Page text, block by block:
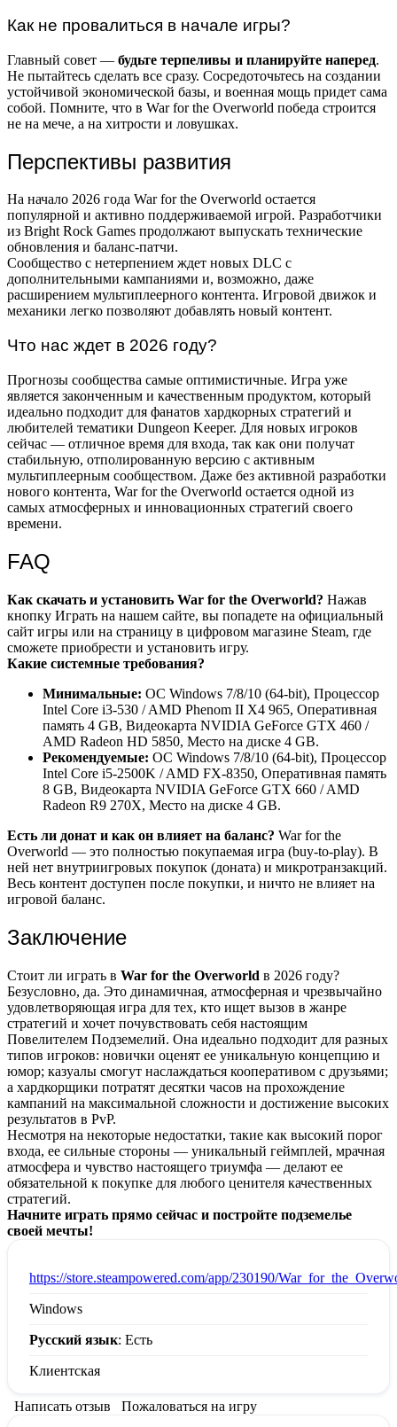
Как не провалиться в начале игры?
Главный совет — будьте терпеливы и планируйте наперед.
Не пытайтесь сделать все сразу. Сосредоточьтесь на создании
устойчивой экономической базы, и военная мощь придет сама
собой. Помните, что в War for the Overworld победа строится
не на мече, а на хитрости и ловушках.
Перспективы развития
На начало 2026 года War for the Overworld остается
популярной и активно поддерживаемой игрой. Разработчики
из Bright Rock Games продолжают выпускать технические
обновления и баланс-патчи.
Сообщество с нетерпением ждет новых DLC с
дополнительными кампаниями и, возможно, даже
расширением мультиплеерного контента. Игровой движок и
механики легко позволяют добавлять новый контент.
Что нас ждет в 2026 году?
Прогнозы сообщества самые оптимистичные. Игра уже
является законченным и качественным продуктом, который
идеально подходит для фанатов хардкорных стратегий и
любителей тематики Dungeon Keeper. Для новых игроков
сейчас — отличное время для входа, так как они получат
стабильную, отполированную версию с активным
мультиплеерным сообществом. Даже без активной разработки
нового контента, War for the Overworld остается одной из
самых атмосферных и инновационных стратегий своего
времени.
FAQ
Как скачать и установить War for the Overworld? Нажав
кнопку Играть на нашем сайте, вы попадете на официальный
сайт игры или на страницу в цифровом магазине Steam, где
сможете приобрести и установить игру.
Какие системные требования?
Минимальные: ОС Windows 7/8/10 (64-bit), Процессор
Intel Core i3-530 / AMD Phenom II X4 965, Оперативная
память 4 GB, Видеокарта NVIDIA GeForce GTX 460 /
AMD Radeon HD 5850, Место на диске 4 GB.
Рекомендуемые: ОС Windows 7/8/10 (64-bit), Процессор
Intel Core i5-2500K / AMD FX-8350, Оперативная память
8 GB, Видеокарта NVIDIA GeForce GTX 660 / AMD
Radeon R9 270X, Место на диске 4 GB.
Есть ли донат и как он влияет на баланс? War for the
Overworld — это полностью покупаемая игра (buy-to-play). В
ней нет внутриигровых покупок (доната) и микротранзакций.
Весь контент доступен после покупки, и ничто не влияет на
игровой баланс.
Заключение
Стоит ли играть в War for the Overworld в 2026 году?
Безусловно, да. Это динамичная, атмосферная и чрезвычайно
удовлетворяющая игра для тех, кто ищет вызов в жанре
стратегий и хочет почувствовать себя настоящим
Повелителем Подземелий. Она идеально подходит для разных
типов игроков: новички оценят ее уникальную концепцию и
юмор; казуалы смогут наслаждаться кооперативом с друзьями;
а хардкорщики потратят десятки часов на прохождение
кампаний на максимальной сложности и достижение высоких
результатов в PvP.
Несмотря на некоторые недостатки, такие как высокий порог
входа, ее сильные стороны — уникальный геймплей, мрачная
атмосфера и чувство настоящего триумфа — делают ее
обязательной к покупке для любого ценителя качественных
стратегий.
Начните играть прямо сейчас и постройте подземелье
своей мечты!
https://store.steampowered.com/app/230190/
Windows
Русский язык: Есть
Клиентская
Написать отзыв Пожаловаться на игру